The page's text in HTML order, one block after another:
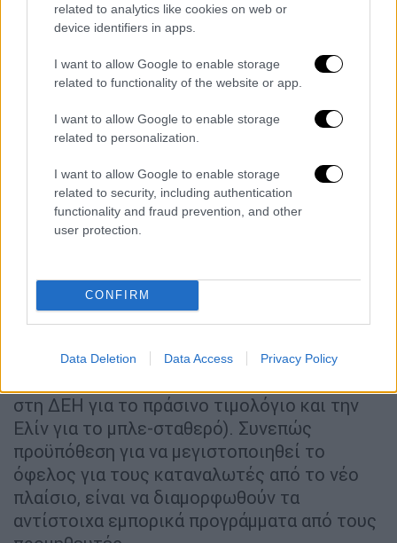
related to analytics like cookies on web or
device identifiers in apps.
I want to allow Google to enable storage
related to functionality of the website or app.
I want to allow Google to enable storage
related to personalization.
I want to allow Google to enable storage
related to security, including authentication
functionality and fraud prevention, and other
user protection.
CONFIRM
Data Deletion Data Access Privacy Policy
Οι αλλαγές στο νυχτερινόείχαν αναγγελθεί
την άνοιξη με ορίζοντα εφαρμογής το
φθινόπωρο, ωστόσο το νέο πλαίσιο θα τεθεί
σε ισχύ από το 2025. Οινέες ζώνες
καταναλωτές που διαθέτουν μετρητή
νυχτερινής κατανάλωσης που υπολογίζονται
σε 1,2 εκατ. Για τους υπόλοιπους η εφαρμογή
πολυζωνικών τιμολογίων στη διάρκεια του
24ώρου θα γίνεται εφικτή καθώς προχωρά η
εγκατάσταση «έξυπνων» μετρητών από τον
νυχτερινό τιμολόγιο σήμερα δεν αφορά το
σύνολο των καταναλωτών που διαθέτουν
προμηθευτές έχουν καταργήσει τις
στη ΔΕΗ για το πράσινο τιμολόγιο και την
Ελίν για το μπλε-σταθερό). Συνεπώς
προϋπόθεση για να μεγιστοποιηθεί το
όφελος για τους καταναλωτές από το νέο
πλαίσιο, είναι να διαμορφωθούν τα
αντίστοιχα εμπορικά προγράμματα από τους